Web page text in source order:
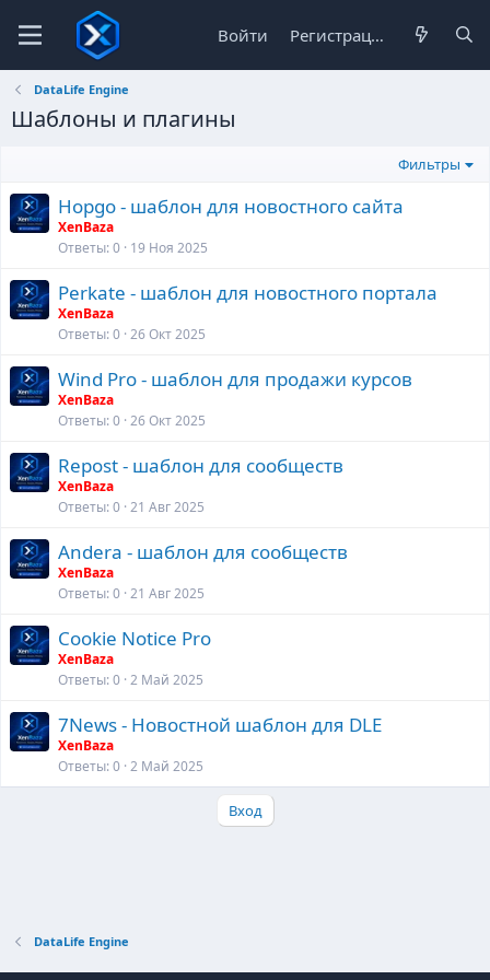
Войти Регистрация
DataLife Engine
Шаблоны и плагины
Фильтры
Hopgo - шаблон для новостного сайта
XenBaza
Ответы 0 19 Ноя 2025
Perkate - шаблон для новостного портала
XenBaza
Ответы 0 26 Окт 2025
Wind Pro - шаблон для продажи курсов
XenBaza
Ответы 0 26 Окт 2025
Repost - шаблон для сообществ
XenBaza
Ответы 0 21 Авг 2025
Andera - шаблон для сообществ
XenBaza
Ответы 0 21 Авг 2025
Cookie Notice Pro
XenBaza
Ответы 0 2 Май 2025
7News - Новостной шаблон для DLE
XenBaza
Ответы 0 2 Май 2025
Вход
DataLife Engine